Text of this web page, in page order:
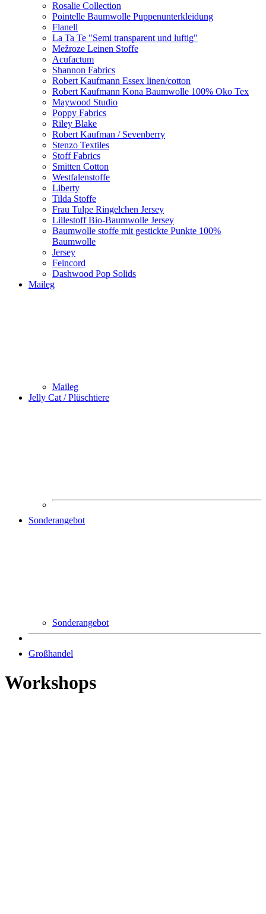
Rosalie Collection
Pointelle Baumwolle Puppenunterkleidung
Flanell
La Ta Te "Semi transparent und luftig"
Mežroze Leinen Stoffe
Acufactum
Shannon Fabrics
Robert Kaufmann Essex linen/cotton
Robert Kaufmann Kona Baumwolle 100% Oko Tex
Maywood Studio
Poppy Fabrics
Riley Blake
Robert Kaufman / Sevenberry
Stenzo Textiles
Stoff Fabrics
Smitten Cotton
Westfalenstoffe
Liberty
Tilda Stoffe
Frau Tulpe Ringelchen Jersey
Lillestoff Bio-Baumwolle Jersey
Baumwolle stoffe mit gestickte Punkte 100%
Baumwolle
Jersey
Feincord
Dashwood Pop Solids
Maileg
Maileg
Jelly Cat / Plüschtiere
Sonderangebot
Sonderangebot
Großhandel
Workshops